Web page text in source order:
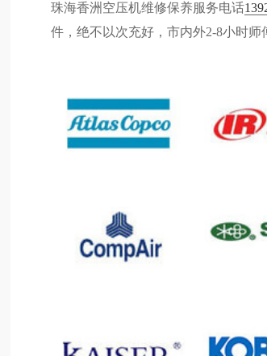
珠海香洲空压机维修保养服务电话
件，绝不以次充好，市内外2-8小时师